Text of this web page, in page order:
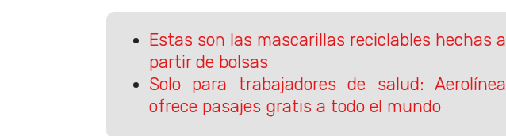
Estas son las mascarillas reciclables hechas a
partir de bolsas
Solo para trabajadores de salud: Aerolínea
ofrece pasajes gratis a todo el mundo